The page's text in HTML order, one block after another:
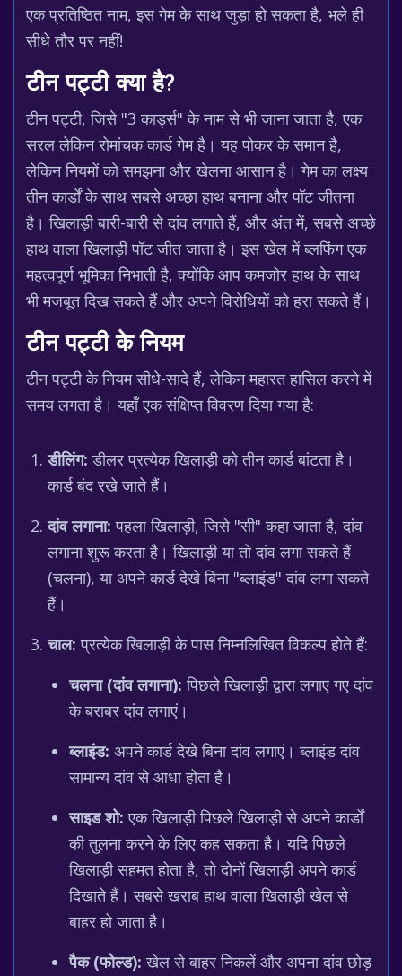
एक प्रतिष्ठित नाम, इस गेम के साथ जुड़ा हो सकता है, भले ही
सीधे तौर पर नहीं!
टीन पट्टी क्या है?
टीन पट्टी, जिसे "3 कार्ड्स" के नाम से भी जाना जाता है, एक
सरल लेकिन रोमांचक कार्ड गेम है। यह पोकर के समान है,
लेकिन नियमों को समझना और खेलना आसान है। गेम का लक्ष्य
तीन कार्डों के साथ सबसे अच्छा हाथ बनाना और पॉट जीतना
है। खिलाड़ी बारी-बारी से दांव लगाते हैं, और अंत में, सबसे अच्छे
हाथ वाला खिलाड़ी पॉट जीत जाता है। इस खेल में ब्लफिंग एक
महत्वपूर्ण भूमिका निभाती है, क्योंकि आप कमजोर हाथ के साथ
भी मजबूत दिख सकते हैं और अपने विरोधियों को हरा सकते हैं।
टीन पट्टी के नियम
टीन पट्टी के नियम सीधे-सादे हैं, लेकिन महारत हासिल करने में
समय लगता है। यहाँ एक संक्षिप्त विवरण दिया गया है:
डीलिंग: डीलर प्रत्येक खिलाड़ी को तीन कार्ड बांटता है।
कार्ड बंद रखे जाते हैं।
दांव लगाना: पहला खिलाड़ी, जिसे "सी" कहा जाता है, दांव
लगाना शुरू करता है। खिलाड़ी या तो दांव लगा सकते हैं
(चलना), या अपने कार्ड देखे बिना "ब्लाइंड" दांव लगा सकते
हैं।
चाल: प्रत्येक खिलाड़ी के पास निम्नलिखित विकल्प होते हैं:
चलना (दांव लगाना): पिछले खिलाड़ी द्वारा लगाए गए दांव
के बराबर दांव लगाएं।
ब्लाइंड: अपने कार्ड देखे बिना दांव लगाएं। ब्लाइंड दांव
सामान्य दांव से आधा होता है।
साइड शो: एक खिलाड़ी पिछले खिलाड़ी से अपने कार्डों
की तुलना करने के लिए कह सकता है। यदि पिछले
खिलाड़ी सहमत होता है, तो दोनों खिलाड़ी अपने कार्ड
दिखाते हैं। सबसे खराब हाथ वाला खिलाड़ी खेल से
बाहर हो जाता है।
पैक (फोल्ड): खेल से बाहर निकलें और अपना दांव छोड़